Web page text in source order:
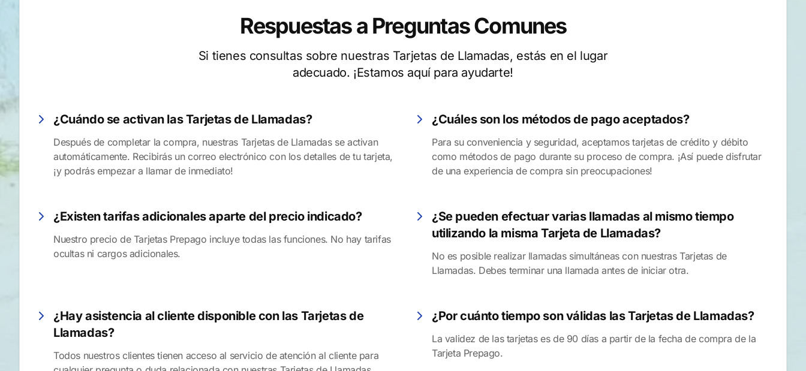
Respuestas a Preguntas Comunes
Si tienes consultas sobre nuestras Tarjetas de Llamadas, estás en el lugar
adecuado. ¡Estamos aquí para ayudarte!
¿Cuándo se activan las Tarjetas de Llamadas?
Después de completar la compra, nuestras Tarjetas de Llamadas se activan
automáticamente. Recibirás un correo electrónico con los detalles de tu tarjeta,
¡y podrás empezar a llamar de inmediato!
¿Cuáles son los métodos de pago aceptados?
Para su conveniencia y seguridad, aceptamos tarjetas de crédito y débito
como métodos de pago durante su proceso de compra. ¡Así puede disfrutar
de una experiencia de compra sin preocupaciones!
¿Existen tarifas adicionales aparte del precio indicado?
Nuestro precio de Tarjetas Prepago incluye todas las funciones. No hay tarifas
ocultas ni cargos adicionales.
¿Se pueden efectuar varias llamadas al mismo tiempo
utilizando la misma Tarjeta de Llamadas?
No es posible realizar llamadas simultáneas con nuestras Tarjetas de
Llamadas. Debes terminar una llamada antes de iniciar otra.
¿Hay asistencia al cliente disponible con las Tarjetas de
Llamadas?
Todos nuestros clientes tienen acceso al servicio de atención al cliente para
¿Por cuánto tiempo son válidas las Tarjetas de Llamadas?
La validez de las tarjetas es de 90 días a partir de la fecha de compra de la
Tarjeta Prepago.